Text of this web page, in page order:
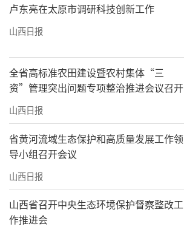
卢东亮在太原市调研科技创新工作
山西日报
全省高标准农田建设暨农村集体“三
资”管理突出问题专项整治推进会议召开
山西日报
省黄河流域生态保护和高质量发展工作领
导小组召开会议
山西日报
山西省召开中央生态环境保护督察整改工
作推进会